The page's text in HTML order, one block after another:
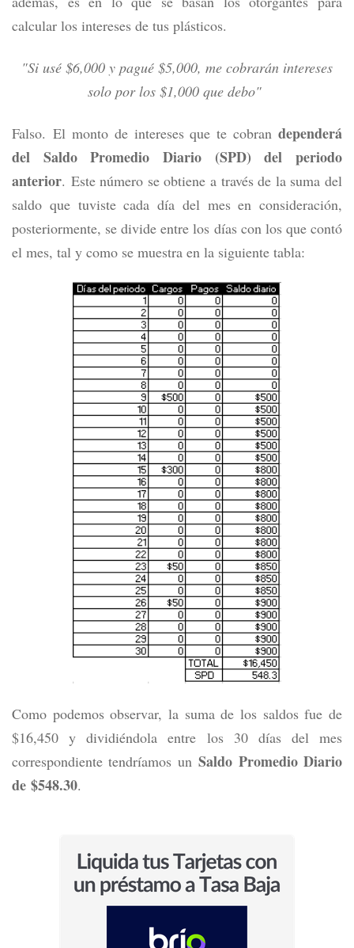
calcular los intereses de tus plásticos.
"Si usé $6,000 y pagué $5,000, me cobrarán intereses
solo por los $1,000 que debo"
Falso. El monto de intereses que te cobran dependerá
del Saldo Promedio Diario (SPD) del periodo
anterior. Este número se obtiene a través de la suma del
saldo que tuviste cada día del mes en consideración,
posteriormente, se divide entre los días con los que contó
el mes, tal y como se muestra en la siguiente tabla:
Como podemos observar, la suma de los saldos fue de
$16,450 y dividiéndola entre los 30 días del mes
correspondiente tendríamos un Saldo Promedio Diario
de $548.30.